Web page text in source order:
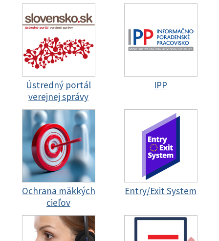
Ústredný portál
verejnej správy
IPP
Ochrana mäkkých
cieľov
Entry/Exit System